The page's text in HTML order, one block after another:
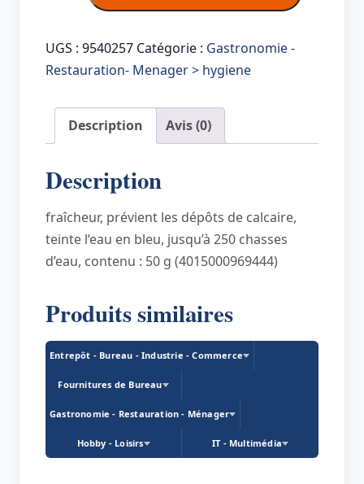
Frisch
BLAU
Nettoyant
WC
de
UGS : 9540257 Catégorie : Gastronomie -
Restauration- Menager > hygiene
Description Avis (0)
Description
fraîcheur, prévient les dépôts de calcaire,
teinte l’eau en bleu, jusqu’à 250 chasses
d’eau, contenu : 50 g (4015000969444)
Produits similaires
Entrepôt - Bureau - Industrie - Commerce
Fournitures de Bureau
Gastronomie - Restauration - Ménager
Hobby - Loisirs IT - Multimédia